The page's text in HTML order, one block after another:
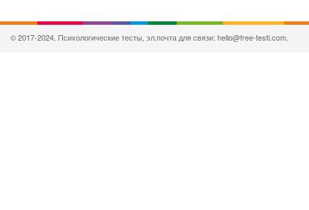
© 2017-2024, Психологические тесты, эл.почта для связи: hello@free-testi.com.